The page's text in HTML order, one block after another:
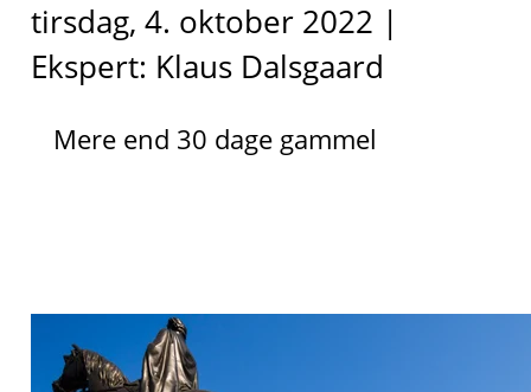
tirsdag, 4. oktober 2022 |
Ekspert: Klaus Dalsgaard
Mere end 30 dage gammel